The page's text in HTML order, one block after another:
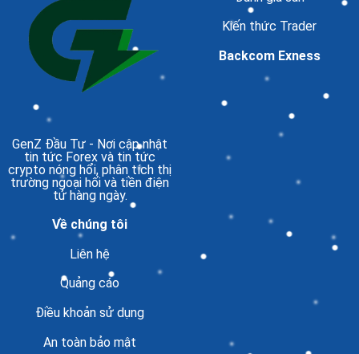
GenZ Đầu Tư - Nơi cập nhật
tin tức Forex và tin tức
crypto nóng hổi, phân tích thị
trường ngoại hối và tiền điện
tử hàng ngày.
Kiến thức Trader
Backcom Exness
Về chúng tôi
Liên hệ
Quảng cáo
Điều khoản sử dụng
An toàn bảo mật